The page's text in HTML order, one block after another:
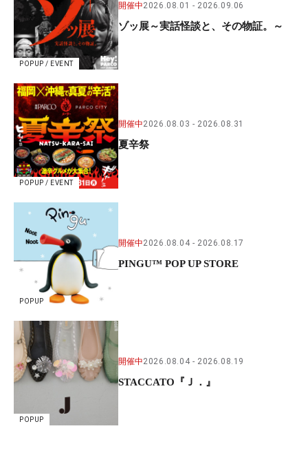
POPUP / EVENT
開催中2026.08.01 2026.09.06
ゾッ展～実話怪談と、その物証。～
POPUP / EVENT
開催中2026.08.03 2026.08.31
夏辛祭
POPUP
開催中2026.08.04 2026.08.17
PINGU™ POP UP STORE
POPUP
開催中2026.08.04 2026.08.19
STACCATO『Ｊ．』